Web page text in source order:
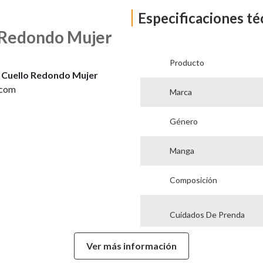
Mujer
Cuello Redondo Mujer
Especificaciones
Producto
Marca
Género
Manga
Composición
Cuidados De Prenda
Modelo
Ver más información